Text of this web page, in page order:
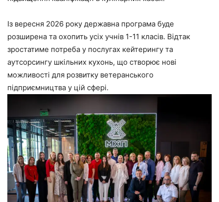
Із вересня 2026 року державна програма буде
розширена та охопить усіх учнів 1-11 класів. Відтак
зростатиме потреба у послугах кейтерингу та
аутсорсингу шкільних кухонь, що створює нові
можливості для розвитку ветеранського
підприємництва у цій сфері.